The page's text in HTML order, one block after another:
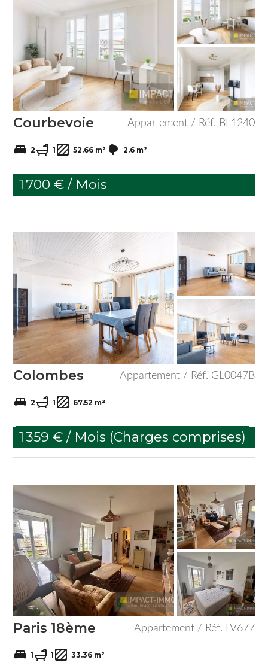
Courbevoie Appartement / Réf. BL1240
2 1 52.66 m² 2.6 m²
1 700 € / Mois
Colombes Appartement / Réf. GL0047B
2 1 67.52 m²
1 359 € / Mois (Charges comprises)
Paris 18ème Appartement / Réf. LV677
1 1 33.36 m²